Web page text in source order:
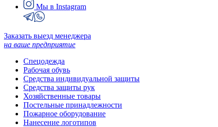
Мы в Instagram
Заказать выезд менеджера
на ваше предприятие
Спецодежда
Рабочая обувь
Средства индивидуальной защиты
Средства защиты рук
Хозяйственные товары
Постельные принадлежности
Пожарное оборудование
Нанесение логотипов